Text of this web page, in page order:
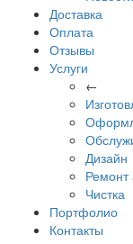
Доставка
Оплата
Отзывы
Услуги
←
Дизайн
Ремонт
Чистка
Портфолио
Контакты